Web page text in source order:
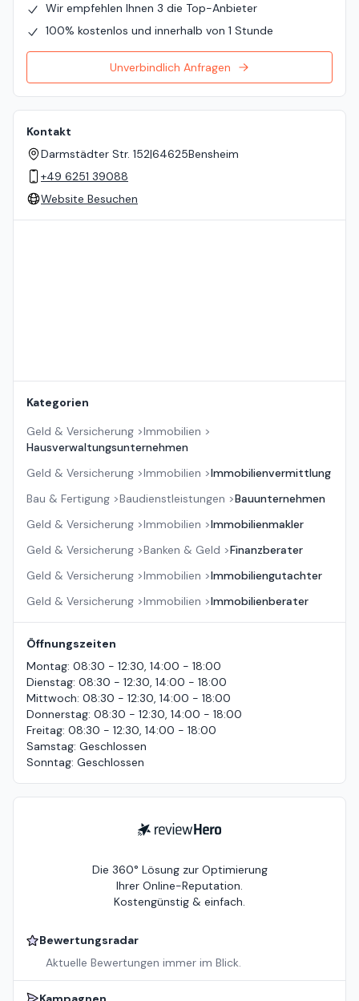
Wir empfehlen Ihnen 3 die Top-Anbieter
100% kostenlos und innerhalb von 1 Stunde
Unverbindlich Anfragen
Kontakt
Darmstädter Str. 152|64625Bensheim
+49 6251 39088
Website Besuchen
Kategorien
Geld & Versicherung >Immobilien >
Hausverwaltungsunternehmen
Geld & Versicherung >Immobilien >Immobilienvermittlung
Bau & Fertigung >Baudienstleistungen >Bauunternehmen
Geld & Versicherung >Immobilien >Immobilienmakler
Geld & Versicherung >Banken & Geld >Finanzberater
Geld & Versicherung >Immobilien >Immobiliengutachter
Geld & Versicherung >Immobilien >Immobilienberater
Öffnungszeiten
Montag: 08:30 - 12:30, 14:00 - 18:00
Dienstag: 08:30 - 12:30, 14:00 - 18:00
Mittwoch: 08:30 - 12:30, 14:00 - 18:00
Donnerstag: 08:30 - 12:30, 14:00 - 18:00
Freitag: 08:30 - 12:30, 14:00 - 18:00
Samstag: Geschlossen
Sonntag: Geschlossen
ReviewHero
Die 360° Lösung zur Optimierung
Ihrer Online-Reputation.
Kostengünstig & einfach.
Bewertungsradar
Aktuelle Bewertungen immer im Blick.